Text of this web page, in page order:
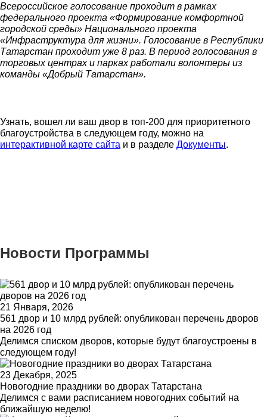
Всероссийское голосование проходит в рамках
федерального проекта «Формирование комфортной
городской среды» Национального проекта
«Инфраструктура для жизни». Голосование в Республики
Татарстан проходит уже 8 раз. В период голосования в
торговых центрах и парках работали волонтеры из
команды «Добрый Татарстан».
Узнать, вошел ли ваш двор в топ-200 для приоритетного
благоустройства в следующем году, можно на
интерактивной карте сайта и в разделе Документы.
Новости Программы
21 Января, 2026
561 двор и 10 млрд рублей: опубликован перечень дворов
на 2026 год
Делимся списком дворов, которые будут благоустроены в
следующем году!
23 Декабря, 2025
Новогодние праздники во дворах Татарстана
Делимся с вами расписанием новогодних событий на
ближайшую неделю!